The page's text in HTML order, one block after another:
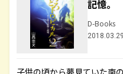
記憶。
D-Books
子供の頃から夢見ていた南